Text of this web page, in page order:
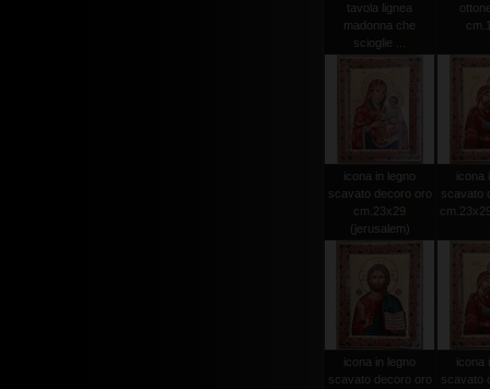
tavola lignea
madonna che
scioglie ...
icona in legno
scavato decoro oro
cm.23x29
(jerusalem)
icona
scavato
icona in legno
scavato decoro oro
icona
scavato